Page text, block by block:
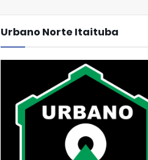
Urbano Norte Itaituba